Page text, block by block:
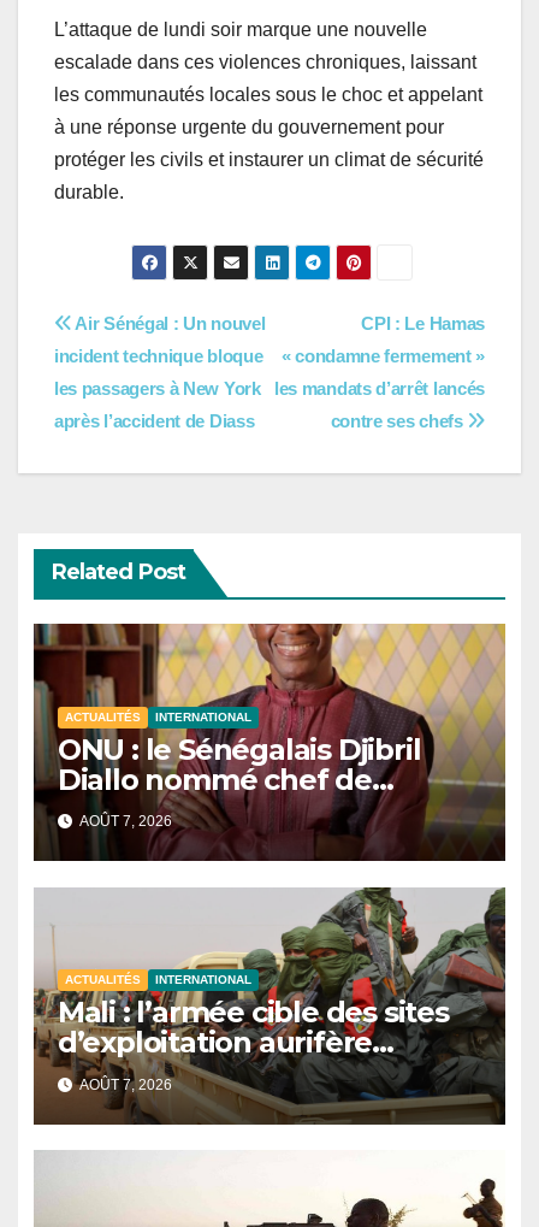
L’attaque de lundi soir marque une nouvelle
escalade dans ces violences chroniques, laissant
les communautés locales sous le choc et appelant
à une réponse urgente du gouvernement pour
protéger les civils et instaurer un climat de sécurité
durable.
Navigation
de
l’article
CPI : Le Hamas
« condamne fermement »
les mandats d’arrêt lancés
contre ses chefs
Air Sénégal : Un nouvel
incident technique bloque
les passagers à New York
après l’accident de Diass
Related Post
ACTUALITÉS INTERNATIONAL
ONU : le Sénégalais Djibril
Diallo nommé chef de
cabinet du président de la
81e Assemblée générale.
AOÛT 7, 2026
ACTUALITÉS INTERNATIONAL
Mali : l’armée cible des sites
d’exploitation aurifère
clandestine attribués à des
groupes armés
AOÛT 7, 2026